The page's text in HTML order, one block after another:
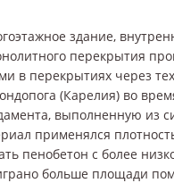
здание,
перекрытия
в перекрытиях через
(Карелия) во
выполненную из
применялся
пенобетон с более
больше площади